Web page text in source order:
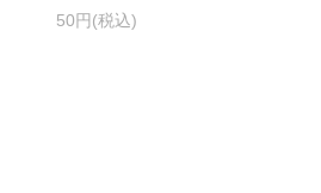
50円(税込)